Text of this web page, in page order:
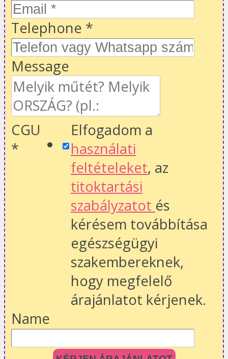
Telephone *
Message
CGU
*
Elfogadom a
használati
feltételeket, az
titoktartási
szabályzatot és
kérésem továbbítása
egészségügyi
szakembereknek,
hogy megfelelő
árajánlatot kérjenek.
Name